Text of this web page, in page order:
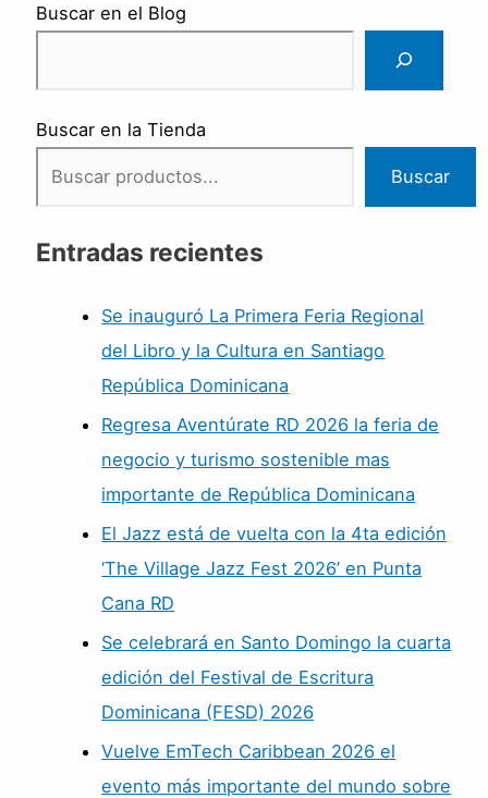
Buscar en el Blog
Buscar en la Tienda
Buscar
Entradas recientes
Se inauguró La Primera Feria Regional
del Libro y la Cultura en Santiago
República Dominicana
Regresa Aventúrate RD 2026 la feria de
negocio y turismo sostenible mas
importante de República Dominicana
El Jazz está de vuelta con la 4ta edición
‘The Village Jazz Fest 2026’ en Punta
Cana RD
Se celebrará en Santo Domingo la cuarta
edición del Festival de Escritura
Dominicana (FESD) 2026
Vuelve EmTech Caribbean 2026 el
evento más importante del mundo sobre